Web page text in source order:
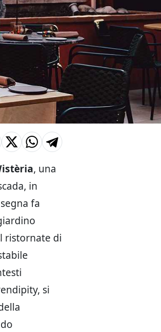
, una
in
fa
ristornate di
si